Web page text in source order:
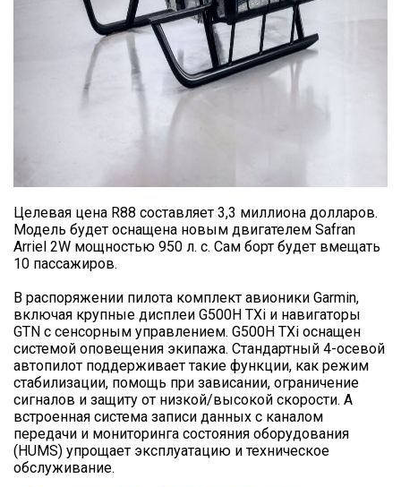
Целевая цена R88 составляет 3,3 миллиона долларов.
Модель будет оснащена новым двигателем Safran
Arriel 2W мощностью 950 л. с. Сам борт будет вмещать
10 пассажиров.
В распоряжении пилота комплект авионики Garmin,
включая крупные дисплеи G500H TXi и навигаторы
GTN с сенсорным управлением. G500H TXi оснащен
системой оповещения экипажа. Стандартный 4-осевой
автопилот поддерживает такие функции, как режим
стабилизации, помощь при зависании, ограничение
сигналов и защиту от низкой/высокой скорости. А
встроенная система записи данных с каналом
передачи и мониторинга состояния оборудования
(HUMS) упрощает эксплуатацию и техническое
обслуживание.